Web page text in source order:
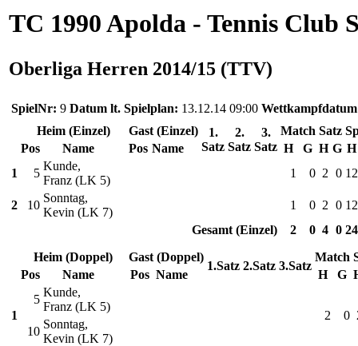
TC 1990 Apolda - Tennis Club
Oberliga Herren 2014/15 (TTV)
SpielNr: 9 Datum lt. Spielplan: 13.12.14 09:00
Heim (Einzel)
Gast (Einzel)
1.
Satz
2.
Satz
3.
Satz
Match Satz
Pos
Name Pos Name H G H G H
1
5
Kunde,
Franz (LK 5)
1 0 2 0 12
2 10
Sonntag,
Kevin (LK 7)
1 0 2 0 12
Gesamt (Einzel)
2 0 4 0 24
Heim (Doppel)
Gast (Doppel)
1.Satz 2.Satz 3.Satz
Match
Pos
Name Pos Name H G
1
5
Kunde,
Franz (LK 5)
2 0
10
Sonntag,
Kevin (LK 7)